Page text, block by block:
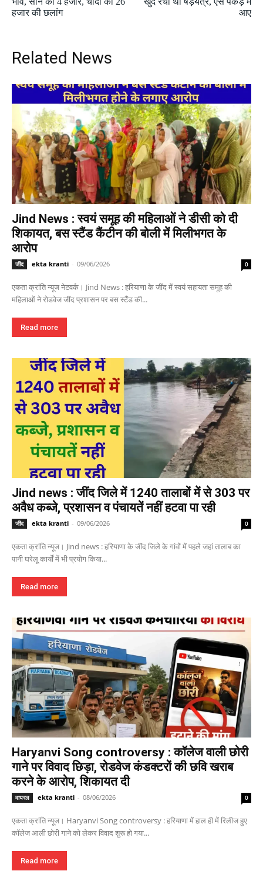
हजार की छलांग
आए
Related News
Jind News : स्वयं समूह की महिलाओं ने डीसी को दी
शिकायत, बस स्टैंड कैंटीन की बोली में मिलीभगत के
आरोप
जींद ekta kranti - 09/06/2026 0
एकता क्रांति न्यूज नेटवर्क। Jind News : हरियाणा के जींद में स्वयं सहायता समूह की
महिलाओं ने रोडवेज जींद प्रशासन पर बस स्टैंड की...
Read more
Jind news : जींद जिले में 1240 तालाबों में से 303 पर
अवैध कब्जे, प्रशासन व पंचायतें नहीं हटवा पा रही
जींद ekta kranti - 09/06/2026 0
एकता क्रांति न्यूज। Jind news : हरियाणा के जींद जिले के गांवों में पहले जहां तालाब का
पानी घरेलू कार्यों में भी प्रयोग किया...
Read more
Haryanvi Song controversy : कॉलेज वाली छोरी
गाने पर विवाद छिड़ा, रोडवेज कंडक्टरों की छवि खराब
करने के आरोप, शिकायत दी
वायरल ekta kranti - 08/06/2026 0
एकता क्रांति न्यूज। Haryanvi Song controversy : हरियाणा में हाल ही में रिलीज हुए
कॉलेज आली छोरी गाने को लेकर विवाद शुरू हो गया...
Read more